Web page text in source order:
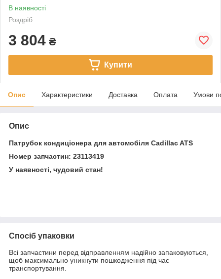
В наявності
Роздріб
3 804 ₴
Купити
Опис Характеристики Доставка Оплата Умови
Опис
Патрубок кондиціонера для автомобіля Cadillac ATS
Номер запчастин: 23113419
У наявності, чудовий стан!
Спосіб упаковки
Всі запчастини перед відправленням надійно запаковуються,
щоб максимально уникнути пошкодження під час
транспортування.